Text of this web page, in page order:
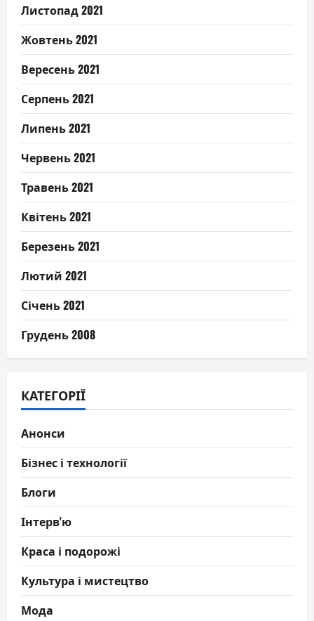
Листопад 2021
Жовтень 2021
Вересень 2021
Серпень 2021
Липень 2021
Червень 2021
Травень 2021
Квітень 2021
Березень 2021
Лютий 2021
Січень 2021
Грудень 2008
КАТЕГОРІЇ
Анонси
Бізнес і технології
Блоги
Інтерв'ю
Краса і подорожі
Культура і мистецтво
Мода